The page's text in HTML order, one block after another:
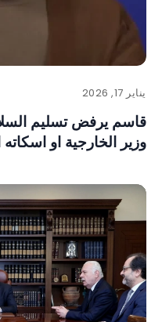
يناير 17, 2026
قاسم يرفض تسليم
وزير الخارجية او اسكاته